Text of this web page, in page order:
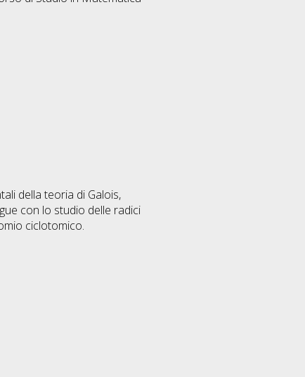
della teoria di Galois,
con lo studio delle radici
ciclotomico.